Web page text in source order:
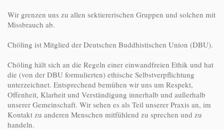
Wir grenzen uns zu allen sektiererischen Gruppen und solchen mit
Missbrauch ab.
Chöling ist Mitglied der Deutschen Buddhistischen Union (DBU).
Chöling hält sich an die Regeln einer einwandfreien Ethik und hat
die (von der DBU formulierten) ethische Selbstverpflichtung
unterzeichnet. Entsprechend bemühen wir uns um Respekt,
Offenheit, Klarheit und Verständigung innerhalb und außerhalb
unserer Gemeinschaft. Wir sehen es als Teil unserer Praxis an, im
Kontakt zu anderen Menschen mitfühlend zu sprechen und zu
handeln.